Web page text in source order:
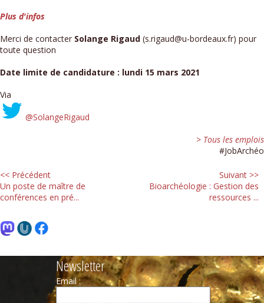
Plus d'infos
Merci de contacter Solange Rigaud (s.rigaud@u-bordeaux.fr) pour
toute question
Date limite de candidature : lundi 15 mars 2021
Via
@SolangeRigaud
> Tous les emplois
#JobArchéo
<< Précédent
Un poste de maître de
conférences en pré...
Suivant >>
Bioarchéologie : Gestion des
ressources ...
Newsletter
Email :